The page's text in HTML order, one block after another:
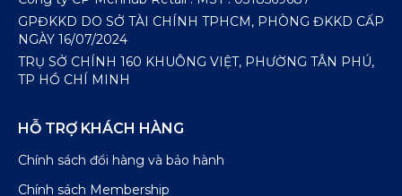
GPĐKKD DO SỞ TÀI CHÍNH TPHCM, PHÒNG ĐKKD CẤP
NGÀY 16/07/2024
TRỤ SỞ CHÍNH 160 KHUÔNG VIỆT, PHƯỜNG TÂN PHÚ,
TP HỒ CHÍ MINH
HỖ TRỢ KHÁCH HÀNG
Chính sách đổi hàng và bảo hành
Chính sách Membership